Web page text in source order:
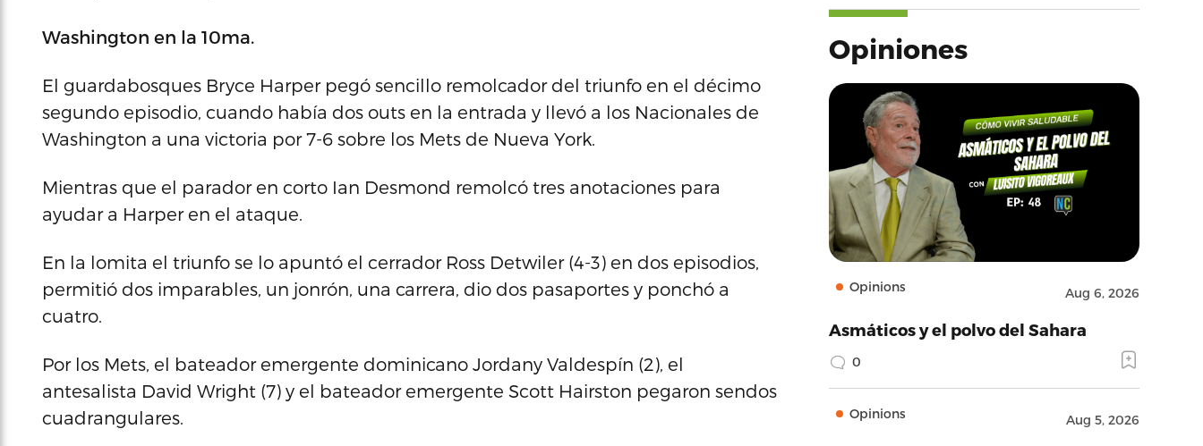
Washington en la 10ma.
El guardabosques Bryce Harper pegó sencillo remolcador del triunfo en el décimo
segundo episodio, cuando había dos outs en la entrada y llevó a los Nacionales de
Washington a una victoria por 7-6 sobre los Mets de Nueva York.
Mientras que el parador en corto Ian Desmond remolcó tres anotaciones para
ayudar a Harper en el ataque.
En la lomita el triunfo se lo apuntó el cerrador Ross Detwiler (4-3) en dos episodios,
permitió dos imparables, un jonrón, una carrera, dio dos pasaportes y ponchó a
cuatro.
Por los Mets, el bateador emergente dominicano Jordany Valdespín (2), el
antesalista David Wright (7) y el bateador emergente Scott Hairston pegaron sendos
cuadrangulares.
Opiniones
Opinions Aug 6, 2026
Asmáticos y el polvo del Sahara
0
Opinions Aug 5, 2026